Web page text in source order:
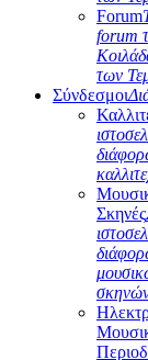
Forum
forum
των
Σύνδεσμοι
Σκηνές